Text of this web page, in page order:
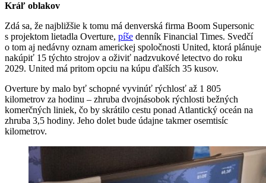
Kráľ oblakov
Zdá sa, že najbližšie k tomu má denverská firma Boom Supersonic
s projektom lietadla Overture, píše denník Financial Times. Svedčí
o tom aj nedávny oznam americkej spoločnosti United, ktorá plánuje
nakúpiť 15 týchto strojov a oživiť nadzvukové letectvo do roku
2029. United má pritom opciu na kúpu ďalších 35 kusov.
Overture by malo byť schopné vyvinúť rýchlosť až 1 805
kilometrov za hodinu – zhruba dvojnásobok rýchlosti bežných
komerčných liniek, čo by skrátilo cestu ponad Atlantický oceán na
zhruba 3,5 hodiny. Jeho dolet bude údajne takmer osemtisíc
kilometrov.